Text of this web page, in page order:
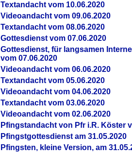
Textandacht vom 10.06.2020
Videoandacht vom 09.06.2020
Textandacht vom 08.06.2020
Gottesdienst vom 07.06.2020
Gottesdienst, für langsamen
vom 07.06.2020
Videoandacht vom 06.06.2020
Textandacht vom 05.06.2020
Videoandacht vom 04.06.2020
Textandacht vom 03.06.2020
Videoandacht vom 02.06.2020
Pfingstandacht von Pfr i.R. Köster
Pfingstgottesdienst am 31.05.2020
Pfingsten, kleine Version, am